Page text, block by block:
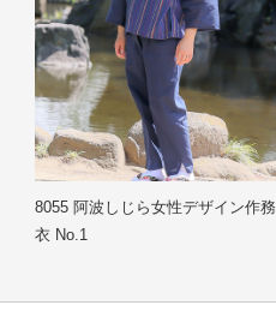
8055 阿波しじら女性デザイン作務
衣 No.1